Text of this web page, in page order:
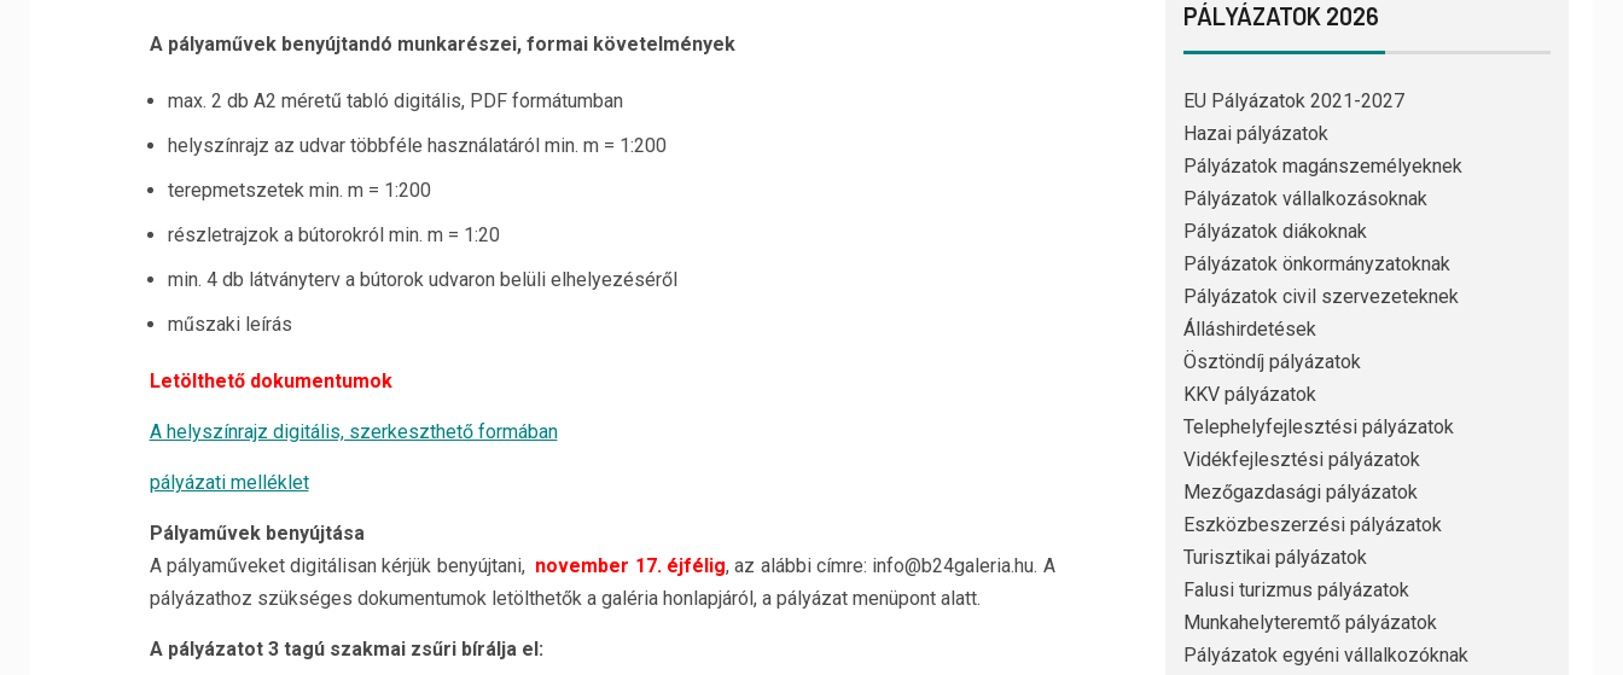
A pályaművek benyújtandó munkarészei, formai követelmények
max. 2 db A2 méretű tabló digitális, PDF formátumban
helyszínrajz az udvar többféle használatáról min. m = 1:200
terepmetszetek min. m = 1:200
részletrajzok a bútorokról min. m = 1:20
min. 4 db látványterv a bútorok udvaron belüli elhelyezéséről
műszaki leírás
Letölthető dokumentumok
A helyszínrajz digitális, szerkeszthető formában
pályázati melléklet
Pályaművek benyújtása
A pályaműveket digitálisan kérjük benyújtani, november 17. éjfélig, az alábbi címre: info@b24galeria.hu. A
pályázathoz szükséges dokumentumok letölthetők a galéria honlapjáról, a pályázat menüpont alatt.
A pályázatot 3 tagú szakmai zsűri bírálja el:
PÁLYÁZATOK 2026
EU Pályázatok 2021-2027
Hazai pályázatok
Pályázatok magánszemélyeknek
Pályázatok vállalkozásoknak
Pályázatok diákoknak
Pályázatok önkormányzatoknak
Pályázatok civil szervezeteknek
Álláshirdetések
Ösztöndíj pályázatok
KKV pályázatok
Telephelyfejlesztési pályázatok
Vidékfejlesztési pályázatok
Mezőgazdasági pályázatok
Eszközbeszerzési pályázatok
Turisztikai pályázatok
Falusi turizmus pályázatok
Munkahelyteremtő pályázatok
Pályázatok egyéni vállalkozóknak